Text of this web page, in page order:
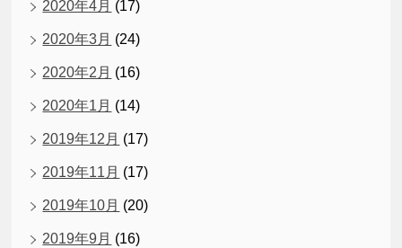
2020年4月 (17)
2020年3月 (24)
2020年2月 (16)
2020年1月 (14)
2019年12月 (17)
2019年11月 (17)
2019年10月 (20)
2019年9月 (16)